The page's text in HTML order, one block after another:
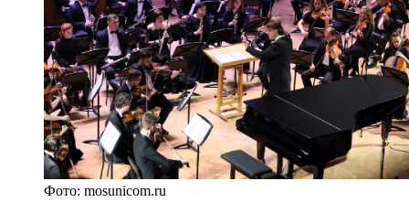
Фото: mosunicom.ru